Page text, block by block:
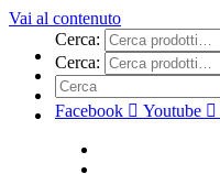
Vai al contenuto
Cerca:
Cerca:
Facebook Youtube